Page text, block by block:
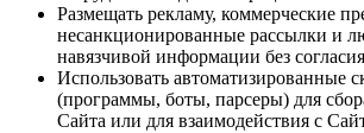
Размещать рекламу, коммерческие
несанкционированные рассылки и
навязчивой информации без
Использовать автоматизированные
(программы, боты, парсеры) для
Сайта или для взаимодействия с